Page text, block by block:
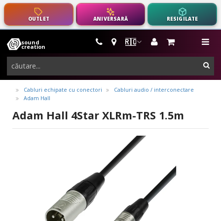
OUTLET ANIVERSARĂ RESIGILATE
🇷🇴
sound
creation
instrumente
muzicale,
echipamente
pro-
audio
Cabluri echipate cu conectori
Cabluri audio / interconectare
Adam Hall
Adam Hall 4Star XLRm-TRS 1.5m